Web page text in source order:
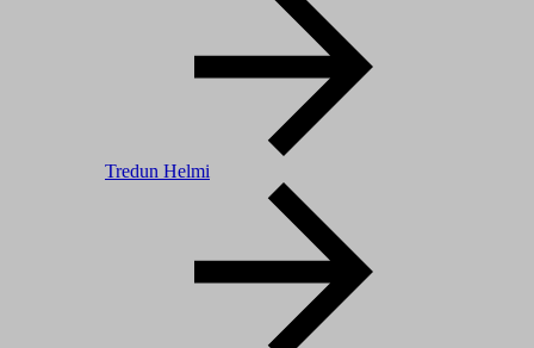
Tredun Helmi